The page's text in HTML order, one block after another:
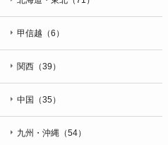
甲信越（6）
関西（39）
中国（35）
九州・沖縄（54）